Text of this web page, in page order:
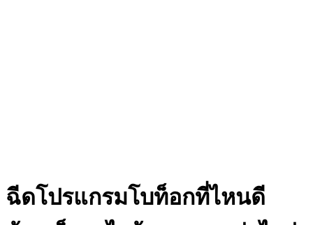
ฉีดโปรแกรมโบท็อกที่ไหนดี